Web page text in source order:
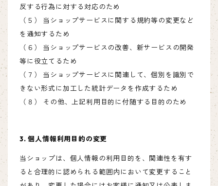
反する行為に対する対応のため
（５） 当ショップサービスに関する規約等の変更など
を通知するため
（６） 当ショップサービスの改善、新サービスの開発
等に役立てるため
（７） 当ショップサービスに関連して、個別を識別で
きない形式に加工した統計データを作成するため
（８） その他、上記利用目的に付随する目的のため
3. 個人情報利用目的の変更
当ショップは、個人情報の利用目的を、関連性を有す
ると合理的に認められる範囲内において変更すること